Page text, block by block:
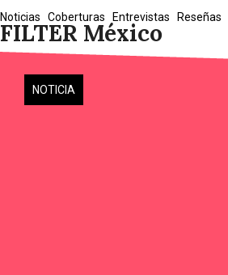
FILTER México
Noticias Coberturas Entrevistas Reseñas
NOTICIA